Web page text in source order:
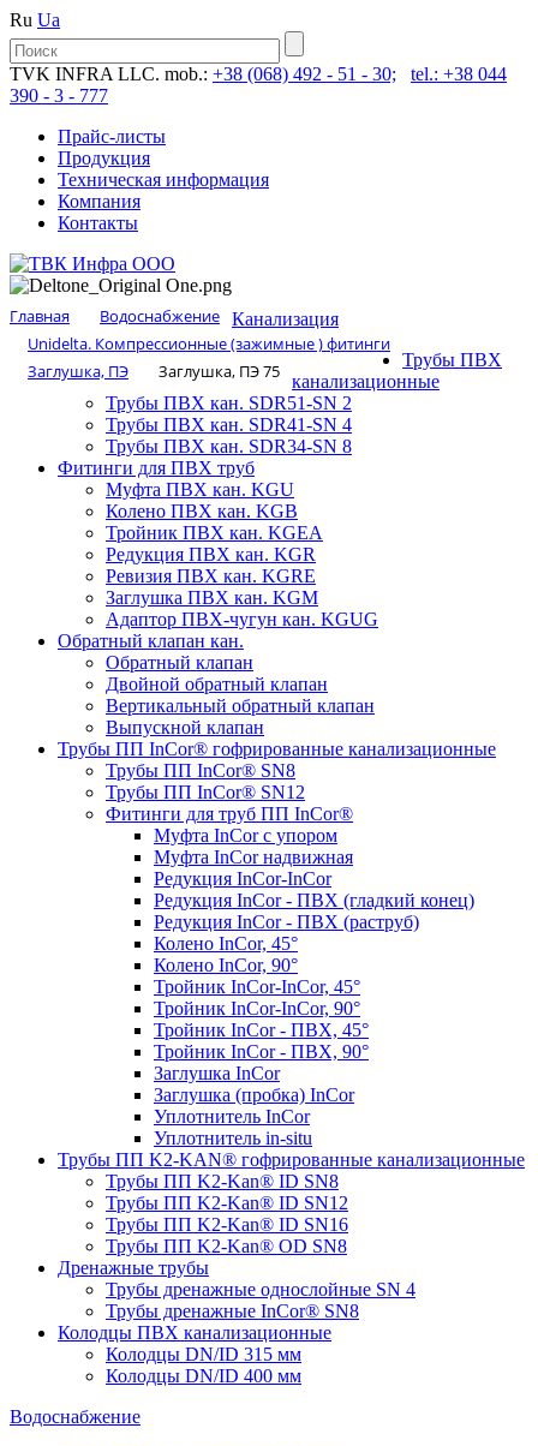
Ru Ua
TVK INFRA LLC. mob.: +38 (068) 492 - 51 - 30;
tel.: +38 044
390 - 3 - 777
Прайс-листы
Продукция
Техническая информация
Компания
Контакты
Главная
Водоснабжение
Unidelta. Компрессионные (зажимные ) фитинги
Заглушка, ПЭ
Заглушка, ПЭ 75
Канализация
Трубы ПВХ
канализационные
Трубы ПВХ кан. SDR51-SN 2
Трубы ПВХ кан. SDR41-SN 4
Трубы ПВХ кан. SDR34-SN 8
Фитинги для ПВХ труб
Муфта ПВХ кан. KGU
Колено ПВХ кан. KGB
Тройник ПВХ кан. KGEA
Редукция ПВХ кан. KGR
Ревизия ПВХ кан. KGRE
Заглушка ПВХ кан. KGM
Адаптор ПВХ-чугун кан. KGUG
Обратный клапан кан.
Обратный клапан
Двойной обратный клапан
Вертикальный обратный клапан
Выпускной клапан
Трубы ПП InCor® гофри­рованные канализационные
Трубы ПП InCor® SN8
Трубы ПП InCor® SN12
Фитинги для труб ПП InCor®
Муфта InCor с упором
Муфта InCor надвижная
Редукция InCor-InCor
Редукция InCor - ПВХ (гладкий конец)
Редукция InCor - ПВХ (раструб)
Колено InCor, 45°
Колено InCor, 90°
Тройник InCor-InCor, 45°
Тройник InCor-InCor, 90°
Тройник InCor - ПВХ, 45°
Тройник InCor - ПВХ, 90°
Заглушка InCor
Заглушка (пробка) InCor
Уплотнитель InCor
Уплотнитель in-situ
Трубы ПП K2-KAN® гофри­рованные канализационные
Трубы ПП K2-Kan® ID SN8
Трубы ПП K2-Kan® ID SN12
Трубы ПП K2-Kan® ID SN16
Трубы ПП K2-Kan® OD SN8
Дренажные трубы
Трубы дренажные однослойные SN 4
Трубы дренажные InCor® SN8
Колодцы ПВХ канализационные
Колодцы DN/ID 315 мм
Колодцы DN/ID 400 мм
Водоснабжение